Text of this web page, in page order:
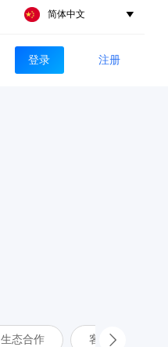
简体中文 
登录 注册
生态合作 客户案例
